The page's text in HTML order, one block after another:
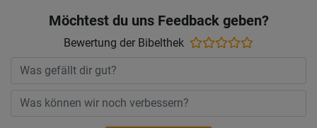
Möchtest du uns Feedback geben?
Bewertung der Bibelthek